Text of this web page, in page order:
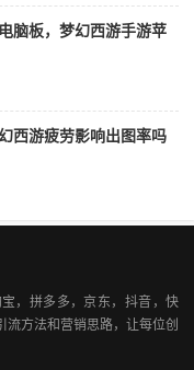
脑板，梦幻西游手游苹
西游疲劳影响出图率吗
，拼多多，京东，抖音，快
方法和营销思路，让每位创